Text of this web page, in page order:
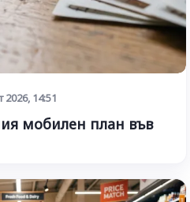
2026, 14:51
мобилен план във